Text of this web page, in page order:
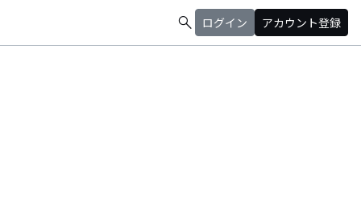
search ログイン アカウント登録